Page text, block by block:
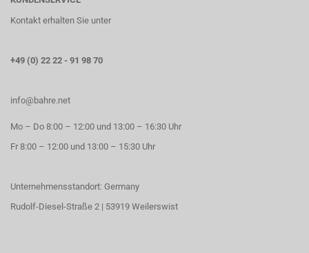
Kontakt erhalten Sie unter
+49 (0) 22 22 - 91 98 70
info@bahre.net
Mo – Do 8:00 – 12:00 und 13:00 – 16:30 Uhr
Fr 8:00 – 12:00 und 13:00 – 15:30 Uhr
Unternehmensstandort: Germany
Rudolf-Diesel-Straße 2 | 53919 Weilerswist